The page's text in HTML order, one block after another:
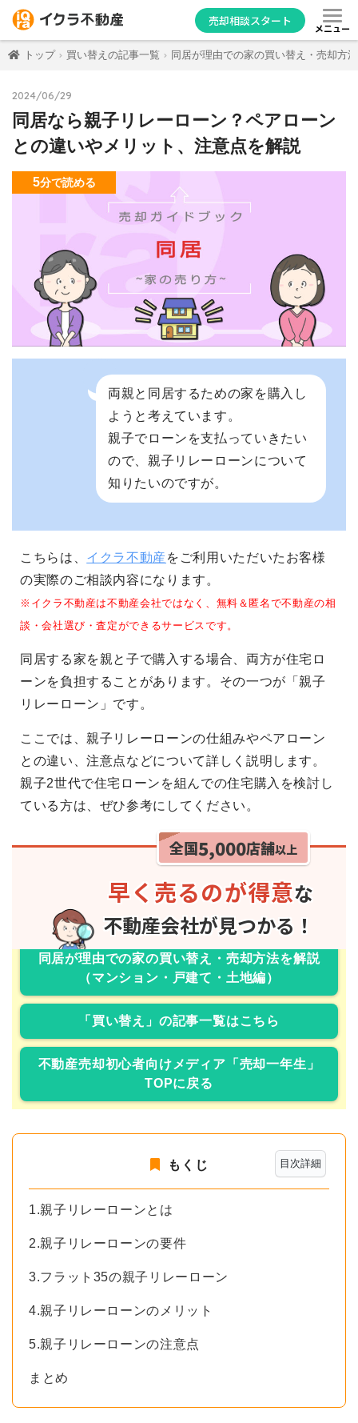
売却相談スタート
メニュー
トップ 買い替えの記事一覧 同居が理由での家の買い替え・売却方
2024/06/29
同居なら親子リレーローン？ペアローン
との違いやメリット、注意点を解説
5分で読める
両親と同居するための家を購入し
ようと考えています。
親子でローンを支払っていきたい
ので、親子リレーローンについて
知りたいのですが。
こちらは、 イクラ不動産 をご利用いただいたお客様
の実際のご相談内容になります。
※イクラ不動産は不動産会社ではなく、無料＆匿名で不動産の相
談・会社選び・査定ができるサービスです。
同居する家を親と子で購入する場合、両方が住宅ロ
ーンを負担することがあります。その一つが「親子
リレーローン」です。
ここでは、親子リレーローンの仕組みやペアローン
との違い、注意点などについて詳しく説明します。
親子2世代で住宅ローンを組んでの住宅購入を検討し
ている方は、ぜひ参考にしてください。
同居が理由での家の買い替え・売却方法を解説
（マンション・戸建て・土地編）
「買い替え」の記事一覧はこちら
不動産売却初心者向けメディア「売却一年生」
TOPに戻る
目次詳細
もくじ
1.親子リレーローンとは
2.親子リレーローンの要件
3.フラット35の親子リレーローン
4.親子リレーローンのメリット
5.親子リレーローンの注意点
まとめ